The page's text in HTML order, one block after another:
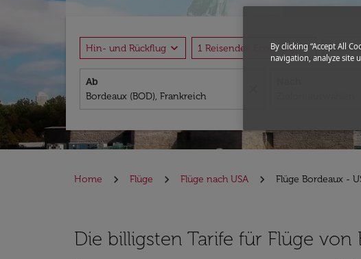
Hin- und Rückflug expand_more 1 Reisender, Economy expand_more
Ab
Home Flüge Flüge nach USA Flüge Bordeaux -
Die billigsten Tarife für Flüge von
By clicking “Accept All
navigation, analyze site